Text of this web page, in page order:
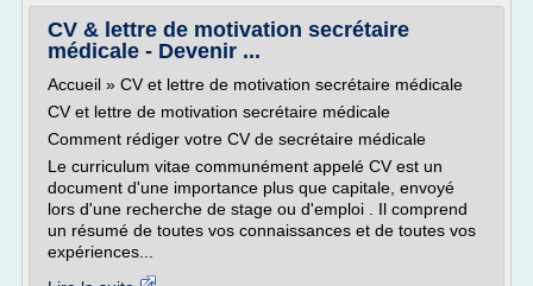
CV & lettre de motivation secrétaire
médicale - Devenir ...
Accueil » CV et lettre de motivation secrétaire médicale
CV et lettre de motivation secrétaire médicale
Comment rédiger votre CV de secrétaire médicale
Le curriculum vitae communément appelé CV est un
document d'une importance plus que capitale, envoyé
lors d'une recherche de stage ou d'emploi . Il comprend
un résumé de toutes vos connaissances et de toutes vos
expériences...